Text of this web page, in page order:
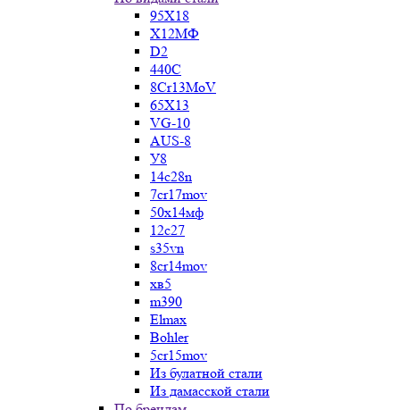
95Х18
Х12МФ
D2
440C
8Cr13MoV
65Х13
VG-10
AUS-8
У8
14c28n
7cr17mov
50х14мф
12c27
s35vn
8cr14mov
хв5
m390
Elmax
Bohler
5cr15mov
Из булатной стали
Из дамасской стали